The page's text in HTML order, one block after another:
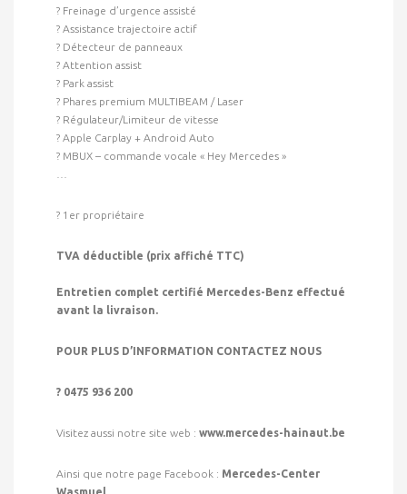
? Freinage d’urgence assisté
? Assistance trajectoire actif
? Détecteur de panneaux
? Attention assist
? Park assist
? Phares premium MULTIBEAM / Laser
? Régulateur/Limiteur de vitesse
? Apple Carplay + Android Auto
? MBUX – commande vocale « Hey Mercedes »
? 1er propriétaire
TVA déductible (prix affiché TTC)
Entretien complet certifié Mercedes-Benz effectué
avant la livraison.
POUR PLUS D’INFORMATION CONTACTEZ NOUS
? 0475 936 200
Visitez aussi notre site web : www.mercedes-hainaut.be
Ainsi que notre page Facebook : Mercedes-Center